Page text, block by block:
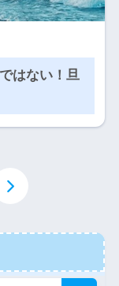
はない！旦